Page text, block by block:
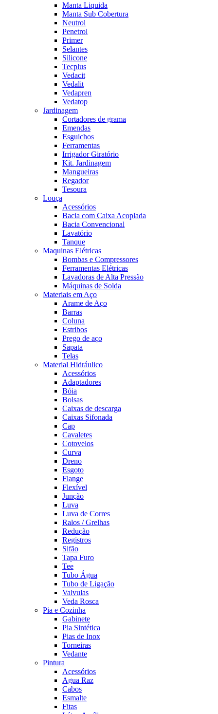
Manta Liquida
Manta Sub Cobertura
Neutrol
Penetrol
Primer
Selantes
Silicone
Tecplus
Vedacit
Vedalit
Vedapren
Vedatop
Jardinagem
Cortadores de grama
Emendas
Esguichos
Ferramentas
Irrigador Giratório
Kit. Jardinagem
Mangueiras
Regador
Tesoura
Louça
Acessórios
Bacia com Caixa Acoplada
Bacia Convencional
Lavatório
Tanque
Maquinas Elétricas
Bombas e Compressores
Ferramentas Elétricas
Lavadoras de Alta Pressão
Máquinas de Solda
Materiais em Aço
Arame de Aço
Barras
Coluna
Estribos
Prego de aço
Sapata
Telas
Material Hidráulico
Acessórios
Adaptadores
Bóia
Bolsas
Caixas de descarga
Caixas Sifonada
Cap
Cavaletes
Cotovelos
Curva
Dreno
Esgoto
Flange
Flexível
Junção
Luva
Luva de Corres
Ralos / Grelhas
Redução
Registros
Sifão
Tapa Furo
Tee
Tubo Água
Tubo de Ligação
Valvulas
Veda Rosca
Pia e Cozinha
Gabinete
Pia Sintética
Pias de Inox
Torneiras
Vedante
Pintura
Acessórios
Agua Raz
Cabos
Esmalte
Fitas